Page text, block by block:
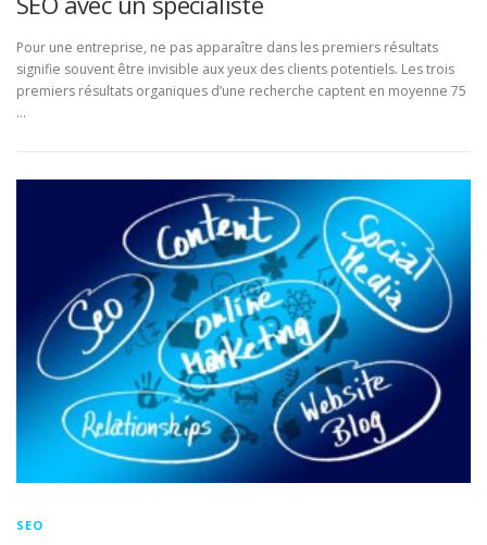
Pour une entreprise, ne pas apparaître dans les premiers résultats
signifie souvent être invisible aux yeux des clients potentiels. Les trois
premiers résultats organiques d’une recherche captent en moyenne 75
…
SEO